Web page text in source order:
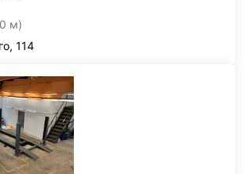
м)
114